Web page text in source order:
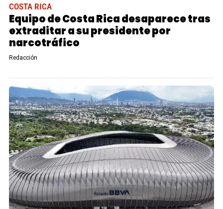
COSTA RICA
Equipo de Costa Rica desaparece tras
extraditar a su presidente por
narcotráfico
Redacción